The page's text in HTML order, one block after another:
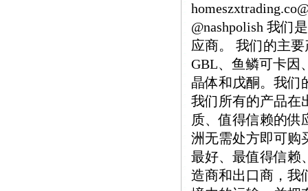
@nashpolish 我们
应商。 我们的主要
GBL、鱼鳞可卡因
晶体和戊酮。我们
我们所有的产品在
质、值得信赖的
洲无需处方即可购
最好、最值得信赖
造商和出口商，我